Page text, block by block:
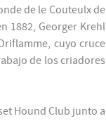
de le Couteulx de
1882, Georger Krehl
cuyo cruce
de los criadores
Hound Club junto a